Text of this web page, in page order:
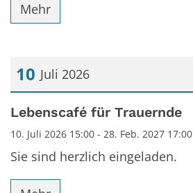
Mehr
10 Juli 2026
Datum: 10. Juli 2026
Lebenscafé für Trauernde
10. Juli 2026 15:00 - 28. Feb. 2027 17:00
Sie sind herzlich eingeladen.